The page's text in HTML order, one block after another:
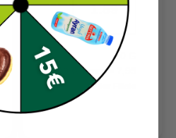
1.59
20 G
100 Gramm = 7,95
nur in der Filiale